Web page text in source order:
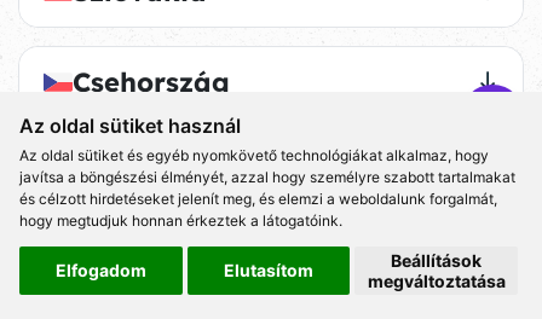
Az oldal sütiket használ
Az oldal sütiket és egyéb nyomkövető technológiákat alkalmaz, hogy
javítsa a böngészési élményét, azzal hogy személyre szabott tartalmakat
és célzott hirdetéseket jelenít meg, és elemzi a weboldalunk forgalmát,
hogy megtudjuk honnan érkeztek a látogatóink.
Elfogadom Elutasítom
Beállítások
megváltoztatása
Csehország